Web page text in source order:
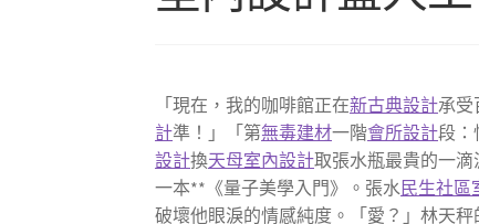
「現在，我的咖啡館正在新古典設計承受
計準！」「第無毒建材一階會所設計段：
設計換天母室內設計取張水瓶最貴的一滴
一本**《量子美學入門》。張水民生社區
破壞他眼淚的情感純度。「愛？」林天